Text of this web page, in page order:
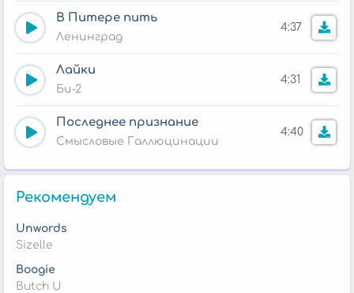
В Питере пить
Ленинград
4:37
Лайки
Би-2
4:31
Последнее признание
Смысловые Галлюцинации
4:40
Рекомендуем
Unwords
Sizelle
Boogie
Butch U